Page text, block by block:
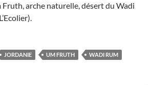
Fruth, arche naturelle, désert du Wadi
JORDANIE UM FRUTH WADI RUM